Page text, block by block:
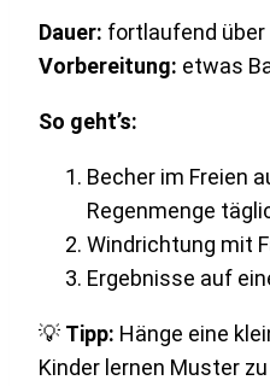
Dauer: fortlaufend über
Vorbereitung: etwas
So geht’s:
Becher im Freien
Regenmenge
Windrichtung mit
Ergebnisse auf
💡 Tipp: Hänge eine
Kinder lernen Muster